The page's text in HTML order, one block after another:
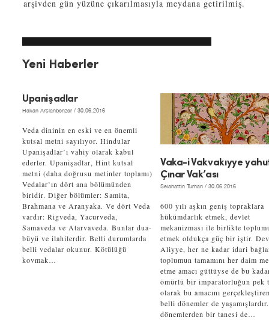
arşivden gün yüzüne çıkarılmasıyla meydana getirilmiş.
Yeni Haberler
Upanişadlar
Hakan Arslanbenzer / 30.06.2016
Veda dininin en eski ve en önemli
kutsal metni sayılıyor. Hindular
Upanişadlar’ı vahiy olarak kabul
ederler. Upanişadlar, Hint kutsal
metni (daha doğrusu metinler toplamı)
Vedalar’ın dört ana bölümünden
biridir. Diğer bölümler: Samita,
Brahmana ve Aranyaka. Ve dört Veda
vardır: Rigveda, Yacurveda,
Samaveda ve Atarvaveda. Bunlar dua-
büyü ve ilahilerdir. Belli durumlarda
belli vedalar okunur. Kötülüğü
kovmak…
Vaka-i Vakvakıyye
Çınar Vak’ası
Selahattin Turhan / 30.06.2016
600 yılı aşkın geniş topraklara
hükümdarlık etmek, devlet
mekanizması ile birlikte
etmek oldukça güç bir iştir.
Aliyye, her ne kadar idari
toplumun tamamını her daim
etme amacı güttüyse de bu
ömürlü bir imparatorluğun pek
olarak bu amacını
belli dönemler de
dönemlerden bir tanesi de…